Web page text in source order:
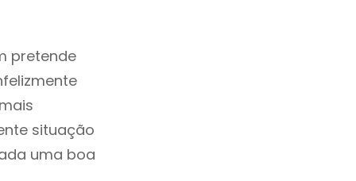
pretende
situação
uma boa